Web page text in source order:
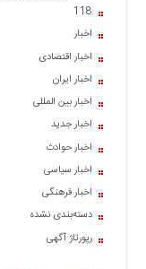
اقتصادی
118
اخبار
اخبار اقتصادی
اخبار ایران
اخبار بین المللی
اخبار جدید
اخبار حوادث
اخبار سیاسی
اخبار فرهنگی
دسته‌بندی نشده
رپورتاژ آگهی